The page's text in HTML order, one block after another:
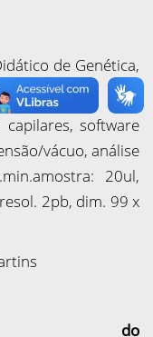
de Genética,
software
vácuo, análise
20ul,
2pb, dim. 99 x
do